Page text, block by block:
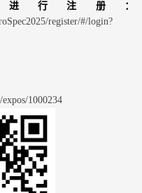
行注册：
register/#/login?
1000234